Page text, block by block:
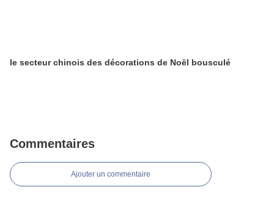
le secteur chinois des décorations de Noël bousculé
Commentaires
Ajouter un commentaire